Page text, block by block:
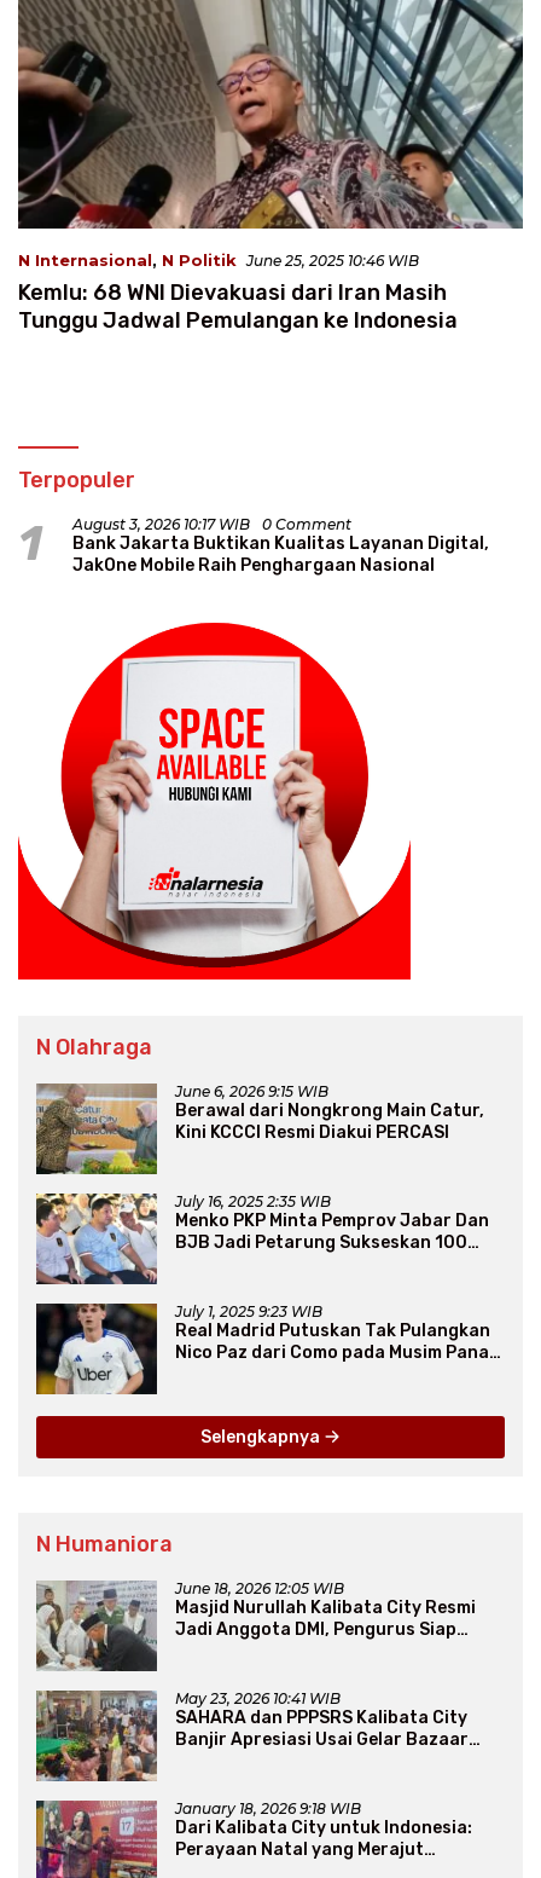
N Internasional, N Politik June 25, 2025 10:46 WIB
Kemlu: 68 WNI Dievakuasi dari Iran Masih
Tunggu Jadwal Pemulangan ke Indonesia
Terpopuler
1 August 3, 2026 10:17 WIB 0 Comment
Bank Jakarta Buktikan Kualitas Layanan Digital,
JakOne Mobile Raih Penghargaan Nasional
N Olahraga
June 6, 2026 9:15 WIB
Berawal dari Nongkrong Main Catur,
Kini KCCCI Resmi Diakui PERCASI
July 16, 2025 2:35 WIB
Menko PKP Minta Pemprov Jabar Dan
BJB Jadi Petarung Sukseskan 100
July 1, 2025 9:23 WIB
Real Madrid Putuskan Tak Pulangkan
Nico Paz dari Como pada Musim Panas
Selengkapnya
N Humaniora
June 18, 2026 12:05 WIB
Masjid Nurullah Kalibata City Resmi
Jadi Anggota DMI, Pengurus Siap
May 23, 2026 10:41 WIB
SAHARA dan PPPSRS Kalibata City
Banjir Apresiasi Usai Gelar Bazaar
January 18, 2026 9:18 WIB
Dari Kalibata City untuk Indonesia:
Perayaan Natal yang Merajut